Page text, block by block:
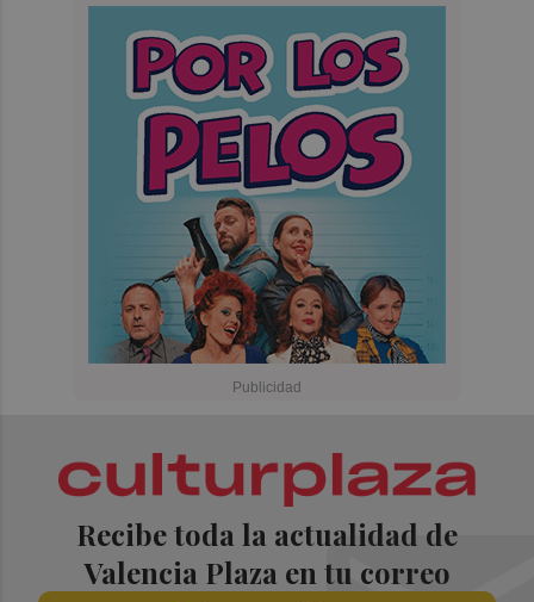
Recibe toda la actualidad de
Valencia Plaza en tu correo